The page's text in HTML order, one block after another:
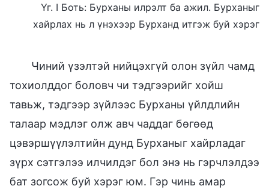
Үг. I Боть: Бурханы илрэлт ба ажил. Бурханыг
хайрлах нь л үнэхээр Бурханд итгэж буй хэрэг
Чиний үзэлтэй нийцэхгүй олон зүйл чамд
тохиолддог боловч чи тэдгээрийг хойш
тавьж, тэдгээр зүйлээс Бурханы үйлдлийн
талаар мэдлэг олж авч чаддаг бөгөөд
цэвэршүүлэлтийн дунд Бурханыг хайрладаг
зүрх сэтгэлээ илчилдэг бол энэ нь гэрчлэлдээ
бат зогсож буй хэрэг юм. Гэр чинь амар